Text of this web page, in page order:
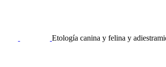
Etología canina y felina y